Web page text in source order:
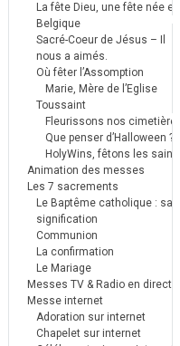
La fête Dieu, une fête née en
Belgique
Sacré-Coeur de Jésus – Il
nous a aimés.
Où fêter l’Assomption
Marie, Mère de l’Eglise
Toussaint
Fleurissons nos cimetières
Que penser d’Halloween ?
HolyWins, fêtons les
Animation des messes
Les 7 sacrements
Le Baptême catholique : sa
signification
Communion
La confirmation
Le Mariage
Messes TV & Radio en direct
Messe internet
Adoration sur internet
Chapelet sur internet